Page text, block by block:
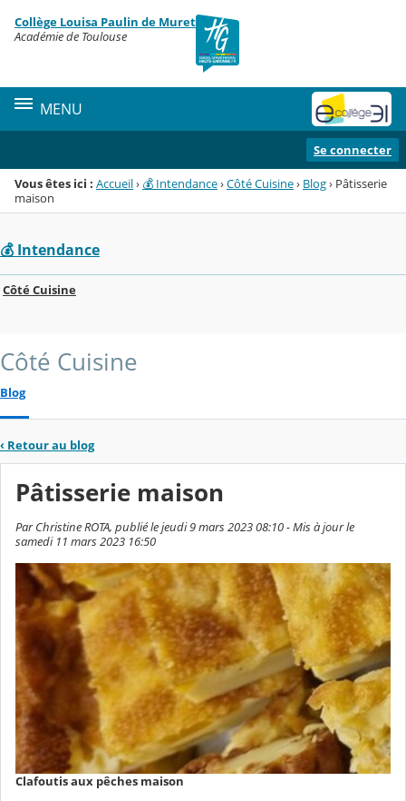
Menu de la rubrique
Contenu
Collège Louisa Paulin de Muret
Académie de Toulouse
MENU
Se connecter
Vous êtes ici : Accueil› 💰 Intendance›Côté Cuisine› Blog› Pâtisserie
maison
💰 Intendance
Côté Cuisine
Côté Cuisine
Blog
‹ Retour au blog
Pâtisserie maison
Par Christine ROTA, publié le jeudi 9 mars 2023 08:10 - Mis à jour le
samedi 11 mars 2023 16:50
Clafoutis aux pêches maison